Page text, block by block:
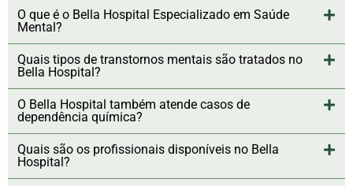
O que é o Bella Hospital Especializado em Saúde
Mental?
Quais tipos de transtornos mentais são tratados no
Bella Hospital?
O Bella Hospital também atende casos de
dependência química?
Quais são os profissionais disponíveis no Bella
Hospital?